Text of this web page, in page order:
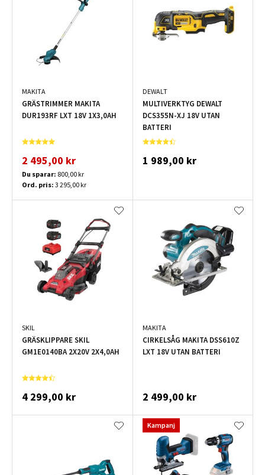
MAKITA
GRÄSTRIMMER MAKITA
DUR193RF LXT 18V 1X3,0AH
2 495,00 kr
Du sparar: 800,00 kr
Ord. pris: 3 295,00 kr
DEWALT
MULTIVERKTYG DEWALT
DCS355N-XJ 18V UTAN
BATTERI
1 989,00 kr
SKIL
GRÄSKLIPPARE SKIL
GM1E0140BA 2X20V 2X4,0AH
4 299,00 kr
MAKITA
CIRKELSÅG MAKITA DSS610Z
LXT 18V UTAN BATTERI
2 499,00 kr
Kampanj